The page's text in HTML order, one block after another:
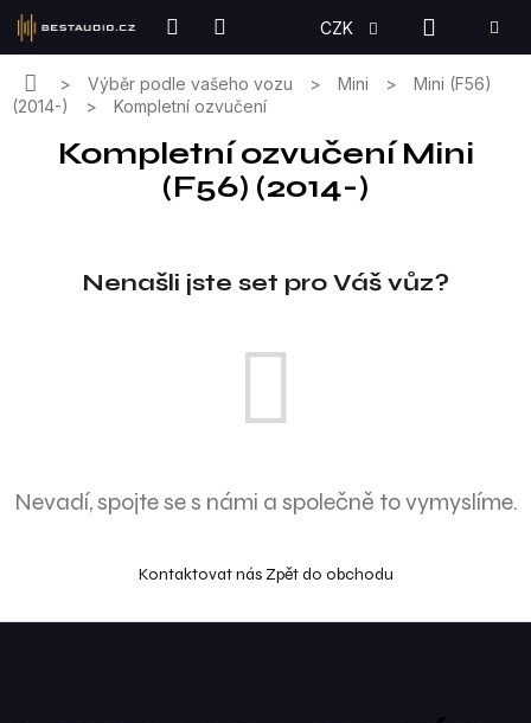
Přejít
obsah
CZK
KOŠÍK
DomůVýběr podle vašeho vozu Mini
Mini (F56)
(2014-)
Kompletní ozvučení
Kompletní ozvučení Mini
(F56) (2014-)
Nenašli jste set pro Váš vůz?
Nevadí, spojte se s námi a společně to vymyslíme.
Kontaktovat nás Zpět do obchodu
Z